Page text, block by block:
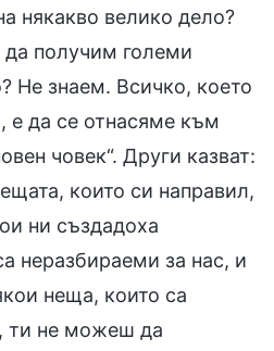
някакво велико дело?
получим големи
Не знаем. Всичко, което
да се отнасяме към
човек“. Други казват:
които си направил,
ни създадоха
неразбираеми за нас, и
неща, които са
ти не можеш да